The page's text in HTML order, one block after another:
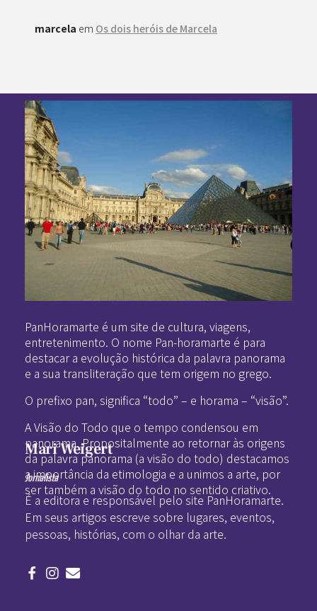
marcela em Os dois heróis de Marcela
PanHoramarte é um site de cultura, viagens,
entretenimento. O nome Pan-horamarte é para
destacar a evolução histórica da palavra panorama
e a sua transliteração que tem origem no grego.
O prefixo pan, significa “todo” – e horama – “visão”.
A Visão do Todo que o tempo condensou em
panorama. Propositalmente ao retornar às origens
da palavra panorama (a visão do todo) destacamos
a importância da etimologia e a unimos a arte, por
ser também a visão do todo no sentido criativo.
Mari Weigert
Jornalista
É a editora e responsável pelo site PanHoramarte.
Em seus artigos escreve sobre lugares, eventos,
pessoas, histórias, com o olhar da arte.